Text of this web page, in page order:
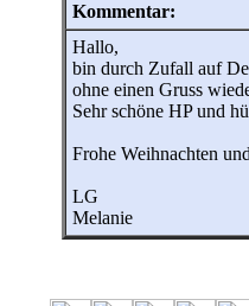
Kommentar:
Hallo,
bin durch Zufall auf
ohne einen Gruss
Sehr schöne HP und
Frohe Weihnachten
LG
Melanie